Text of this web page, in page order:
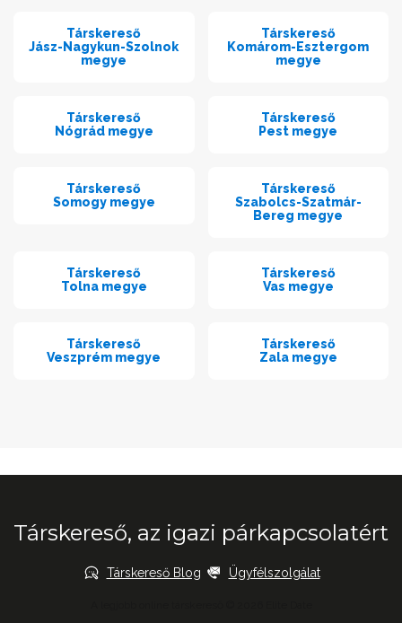
Társkereső
Jász-Nagykun-Szolnok
megye
Társkereső
Komárom-Esztergom
megye
Társkereső
Nógrád megye
Társkereső
Pest megye
Társkereső
Somogy megye
Társkereső
Szabolcs-Szatmár-
Bereg megye
Társkereső
Tolna megye
Társkereső
Vas megye
Társkereső
Veszprém megye
Társkereső
Zala megye
Társkereső, az igazi párkapcsolatért
Társkereső Blog Ügyfélszolgálat